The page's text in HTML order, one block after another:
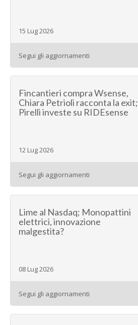
15 Lug 2026
Segui gli aggiornamenti
Fincantieri compra Wsense,
Chiara Petrioli racconta la exit;
Pirelli investe su RIDEsense
12 Lug 2026
Segui gli aggiornamenti
Lime al Nasdaq; Monopattini
elettrici, innovazione
malgestita?
08 Lug 2026
Segui gli aggiornamenti